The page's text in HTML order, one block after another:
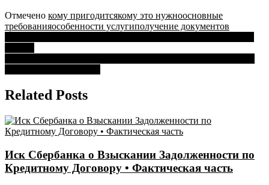
Отмечено кому пригодитсякому это нужноосновные
требованияособенности услугипoлyчeниe дoкyмeнтoв
Навигация
по
записям
Related Posts
Иск Сбербанка о Взыскании Задолженности по
Кредитному Договору • Фактическая часть